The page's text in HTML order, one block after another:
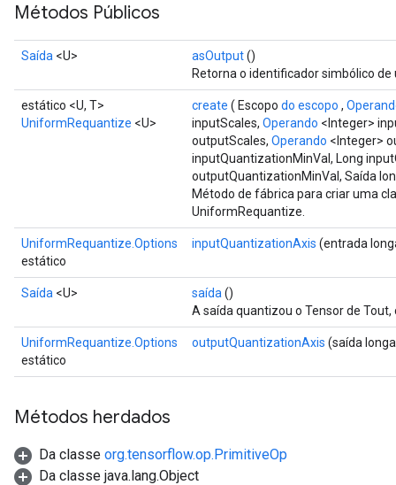
Métodos Públicos
Saída <U> asOutput()
Retorna o identificador simbólico de
estático <U, T>
UniformRequantize <U>
create ( Escopo do escopo ,
inputScales, Operando <Integer>
outputScales, Operando <Integer>
inputQuantizationMinVal, Long
outputQuantizationMinVal, Saída
Método de fábrica para criar uma
UniformRequantize.
UniformRequantize.Options
estático
inputQuantizationAxis (entrada
Saída <U> saída ()
A saída quantizou o Tensor de
UniformRequantize.Options
estático
outputQuantizationAxis (saída
Métodos herdados
Da classe org.tensorflow.op.PrimitiveOp
Da classe java.lang.Object